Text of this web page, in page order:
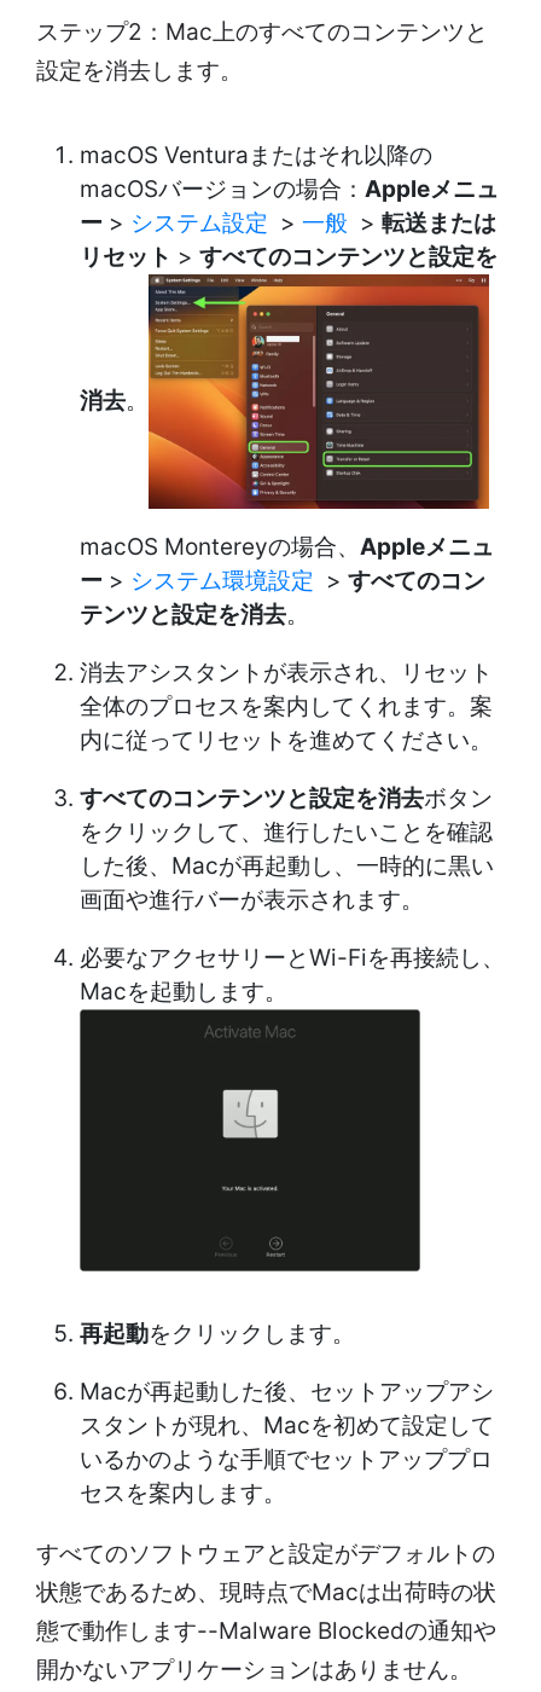
ステップ2：Mac上のすべてのコンテンツと
設定を消去します。
macOS Venturaまたはそれ以降の
macOSバージョンの場合： Appleメニュ
ー > システム設定 > 一般 > 転送または
リセット > すべてのコンテンツと設定を
消去。
macOS Montereyの場合、 Appleメニュ
ー > システム環境設定 > すべてのコン
テンツと設定を消去。
消去アシスタントが表示され、リセット
全体のプロセスを案内してくれます。案
内に従ってリセットを進めてください。
すべてのコンテンツと設定を消去ボタン
をクリックして、進行したいことを確認
した後、Macが再起動し、一時的に黒い
画面や進行バーが表示されます。
必要なアクセサリーとWi-Fiを再接続し、
Macを起動します。
再起動をクリックします。
Macが再起動した後、セットアップアシ
スタントが現れ、Macを初めて設定して
いるかのような手順でセットアッププロ
セスを案内します。
すべてのソフトウェアと設定がデフォルトの
状態であるため、現時点でMacは出荷時の状
態で動作します--Malware Blockedの通知や
開かないアプリケーションはありません。